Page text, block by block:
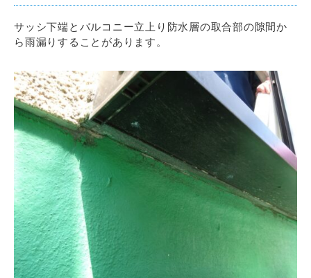
サッシ下端とバルコニー立上り防水層の取合部の隙間か
ら雨漏りすることがあります。